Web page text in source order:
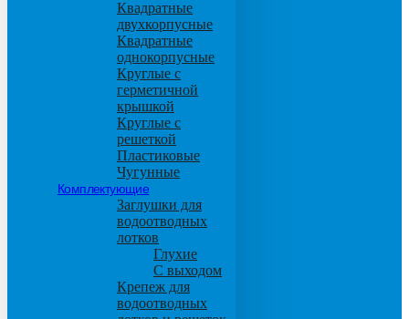
Квадратные
двухкорпусные
Квадратные
однокорпусные
Круглые с
герметичной
крышкой
Круглые с
решеткой
Пластиковые
Чугунные
Комплектующие
Заглушки для
водоотводных
лотков
Глухие
С выходом
Крепеж для
водоотводных